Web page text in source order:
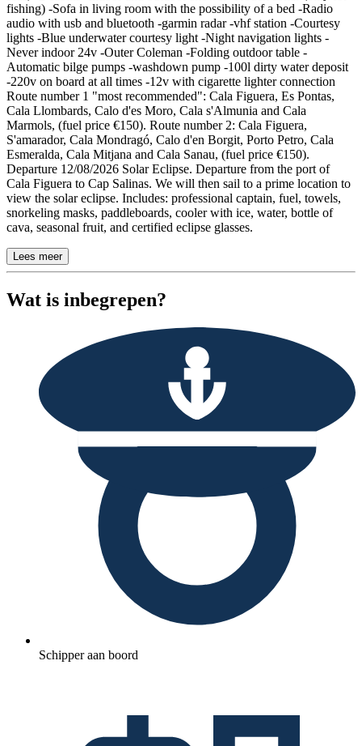
fishing) -Sofa in living room with the possibility of a bed -Radio
audio with usb and bluetooth -garmin radar -vhf station -Courtesy
lights -Blue underwater courtesy light -Night navigation lights -
Never indoor 24v -Outer Coleman -Folding outdoor table -
Automatic bilge pumps -washdown pump -100l dirty water deposit
-220v on board at all times -12v with cigarette lighter connection
Route number 1 "most recommended": Cala Figuera, Es Pontas,
Cala Llombards, Calo d'es Moro, Cala s'Almunia and Cala
Marmols, (fuel price €150). Route number 2: Cala Figuera,
S'amarador, Cala Mondragó, Calo d'en Borgit, Porto Petro, Cala
Esmeralda, Cala Mitjana and Cala Sanau, (fuel price €150).
Departure 12/08/2026 Solar Eclipse. Departure from the port of
Cala Figuera to Cap Salinas. We will then sail to a prime location to
view the solar eclipse. Includes: professional captain, fuel, towels,
snorkeling masks, paddleboards, cooler with ice, water, bottle of
cava, seasonal fruit, and certified eclipse glasses.
Lees meer
Wat is inbegrepen?
Schipper aan boord